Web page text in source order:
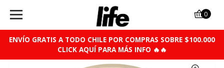
ENVÍO GRATIS A TODO CHILE POR COMPRAS SOBRE $100.000
CLICK AQUÍ PARA MÁS INFO 🔥🔥
0